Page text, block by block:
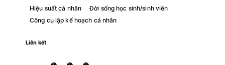
Hiệu suất cá nhân
Đời sống học sinh/sinh viên
Công cụ lập kế hoạch cá nhân
Liên kết